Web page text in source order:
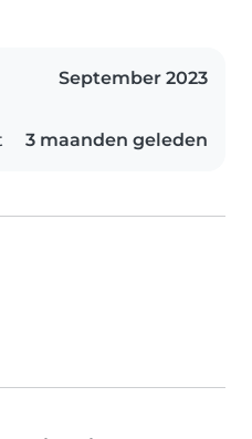
September 2023
3 maanden geleden